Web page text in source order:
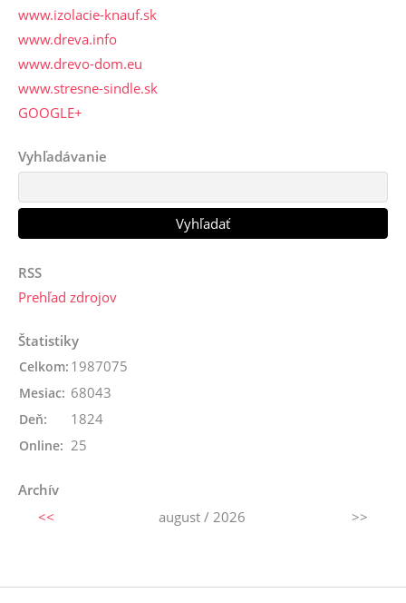
www.izolacie-knauf.sk
www.dreva.info
www.drevo-dom.eu
www.stresne-sindle.sk
GOOGLE+
Vyhľadávanie
RSS
Prehľad zdrojov
Štatistiky
Online: 25
Celkom: 1987075
Mesiac: 68043
Deň: 1824
Archív
<<
august / 2026 >>